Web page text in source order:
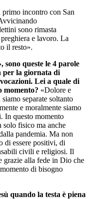
primo incontro con San
sono rimasta
e lavoro. La
il resto».
sono queste le 4 parole
per la giornata di
Lei a quale di
momento? «Dolore e
separate soltanto
e moralmente siamo
In questo momento
solo fisico ma anche
pandemia. Ma non
di essere positivi, di
civili e religiosi. Il
grazie alla fede in Dio che
di bisogno
quando la testa è piena